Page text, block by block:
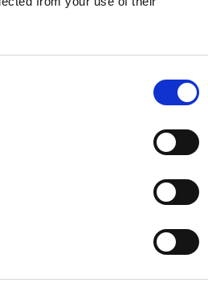
automatizzata e